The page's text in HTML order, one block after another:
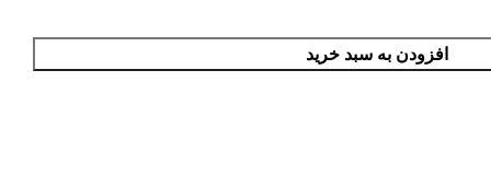
افزودن به سبد خرید